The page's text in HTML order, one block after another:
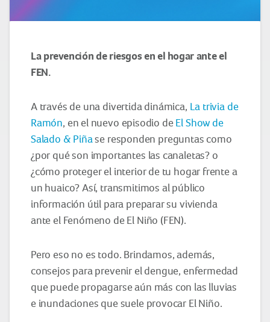
La prevención de riesgos en el hogar ante el
FEN.
A través de una divertida dinámica, La trivia de
Ramón, en el nuevo episodio de El Show de
Salado & Piña se responden preguntas como
¿por qué son importantes las canaletas? o
¿cómo proteger el interior de tu hogar frente a
un huaico? Así, transmitimos al público
información útil para preparar su vivienda
ante el Fenómeno de El Niño (FEN).
Pero eso no es todo. Brindamos, además,
consejos para prevenir el dengue, enfermedad
que puede propagarse aún más con las lluvias
e inundaciones que suele provocar El Niño.